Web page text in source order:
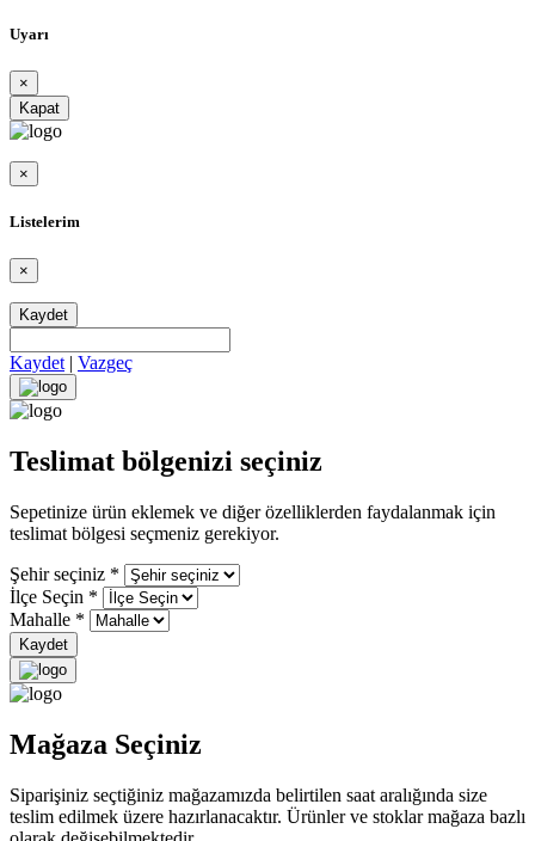
Uyarı
×
Kapat
×
Listelerim
×
Kaydet
Kaydet | Vazgeç
Teslimat bölgenizi seçiniz
Sepetinize ürün eklemek ve diğer özelliklerden faydalanmak için
teslimat bölgesi seçmeniz gerekiyor.
Şehir seçiniz *
İlçe Seçin *
Mahalle *
Kaydet
Mağaza Seçiniz
Siparişiniz seçtiğiniz mağazamızda belirtilen saat aralığında size
teslim edilmek üzere hazırlanacaktır. Ürünler ve stoklar mağaza bazlı